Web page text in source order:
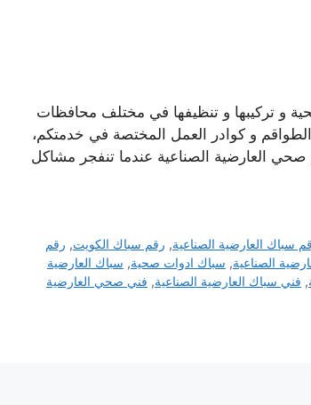
و تركيبها و تنظيفها في مختلف محافظات
و كوادر العمل المختصة في خدمتكم،
العارضية الصناعية عندما تنفجر مشاكل
سباك العارضية الصناعية, رقم سباك الكويت, رقم
الصناعية, سباك ادوات صحية, سباك العارضية
, فني سباك العارضية الصناعية, فني صحي العارضية